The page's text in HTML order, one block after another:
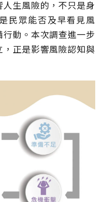
生風險的，不只是身
民眾能否及早看見風
動。本次調查進一步
正是影響風險認知與